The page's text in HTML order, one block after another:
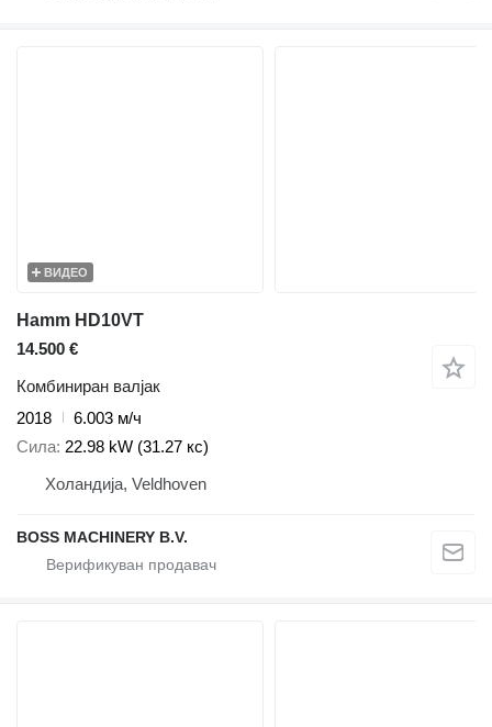
ВИДЕО
Hamm HD10VT
14.500 €
Комбиниран валјак
2018
6.003 м/ч
Сила 22.98 kW (31.27 кс)
Холандија, Veldhoven
BOSS MACHINERY B.V.